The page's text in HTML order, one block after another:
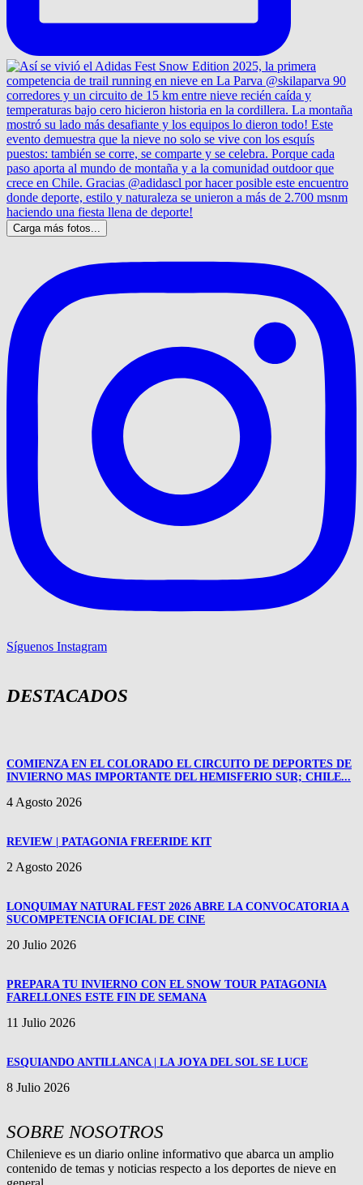
Carga más fotos...
Síguenos Instagram
DESTACADOS
COMIENZA EN EL COLORADO EL CIRCUITO DE DEPORTES DE
INVIERNO MAS IMPORTANTE DEL HEMISFERIO SUR; CHILE...
4 Agosto 2026
REVIEW | PATAGONIA FREERIDE KIT
2 Agosto 2026
LONQUIMAY NATURAL FEST 2026 ABRE LA CONVOCATORIA A
SUCOMPETENCIA OFICIAL DE CINE
20 Julio 2026
PREPARA TU INVIERNO CON EL SNOW TOUR PATAGONIA
FARELLONES ESTE FIN DE SEMANA
11 Julio 2026
ESQUIANDO ANTILLANCA | LA JOYA DEL SOL SE LUCE
8 Julio 2026
SOBRE NOSOTROS
Chilenieve es un diario online informativo que abarca un amplio
contenido de temas y noticias respecto a los deportes de nieve en